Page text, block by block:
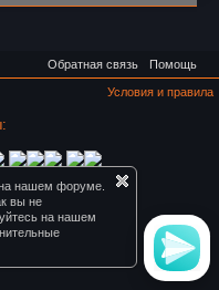
нашем форуме.
вы не
на нашем
Обратная связь Помощь
Условия и правила
©